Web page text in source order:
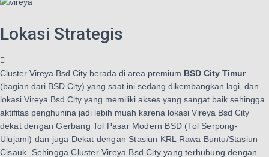
Lokasi Strategis
Cluster Vireya Bsd City berada di area premium BSD City Timur
(bagian dari BSD City) yang saat ini sedang dikembangkan lagi, dan
lokasi Vireya Bsd City yang memiliki akses yang sangat baik sehingga
aktifitas penghunina jadi lebih muah karena lokasi Vireya Bsd City
dekat dengan Gerbang Tol Pasar Modern BSD (Tol Serpong-
Ulujami) dan juga Dekat dengan Stasiun KRL Rawa Buntu/Stasiun
Cisauk. Sehingga Cluster Vireya Bsd City yang terhubung dengan